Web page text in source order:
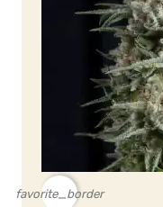
favorite_border